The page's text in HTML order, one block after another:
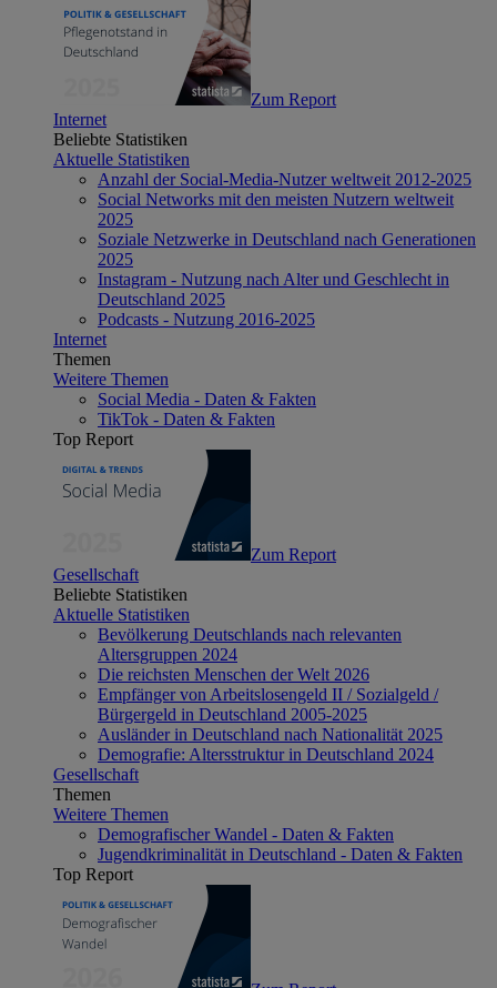
Zum Report
Internet
Beliebte Statistiken
Aktuelle Statistiken
Anzahl der Social-Media-Nutzer weltweit 2012-2025
Social Networks mit den meisten Nutzern weltweit
2025
Soziale Netzwerke in Deutschland nach Generationen
2025
Instagram - Nutzung nach Alter und Geschlecht in
Deutschland 2025
Podcasts - Nutzung 2016-2025
Internet
Themen
Weitere Themen
Social Media - Daten & Fakten
TikTok - Daten & Fakten
Top Report
Zum Report
Gesellschaft
Beliebte Statistiken
Aktuelle Statistiken
Bevölkerung Deutschlands nach relevanten
Altersgruppen 2024
Die reichsten Menschen der Welt 2026
Empfänger von Arbeitslosengeld II / Sozialgeld /
Bürgergeld in Deutschland 2005-2025
Ausländer in Deutschland nach Nationalität 2025
Demografie: Altersstruktur in Deutschland 2024
Gesellschaft
Themen
Weitere Themen
Demografischer Wandel - Daten & Fakten
Jugendkriminalität in Deutschland - Daten & Fakten
Top Report